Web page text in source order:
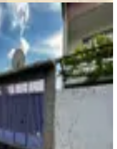
Yavuz Selim Mh.
Katlı Müstakil Ev
Yavuz Selim Mahallesi
31.07.2026